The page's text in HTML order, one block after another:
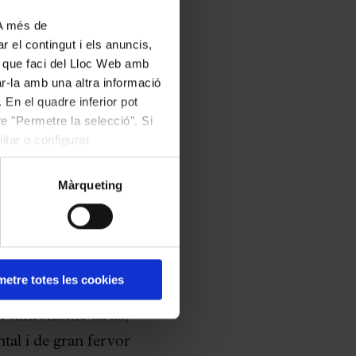
més de
el contingut i els anuncis,
faci del Lloc Web amb
la amb una altra informació
el quadre inferior pot
"Permetre la selecció". Si
o configurar
Màrqueting
totes les cookies
de
emocionants i
unes versions
d’òpera de
més aclamades
fins a la
simfonisme tardà,
i de gran fervor